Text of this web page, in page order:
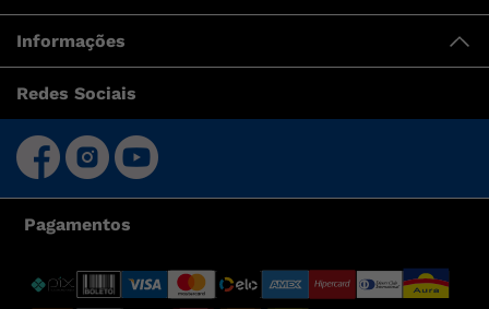
Informações
Redes Sociais
Pagamentos